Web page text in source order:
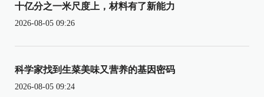
十亿分之一米尺度上，材料有了新能力
2026-08-05 09:26
科学家找到生菜美味又营养的基因密码
2026-08-05 09:24